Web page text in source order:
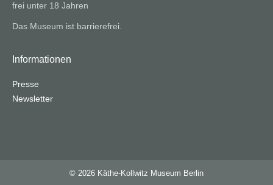
frei unter 18 Jahren
Das Museum ist barrierefrei.
Informationen
Presse
Newsletter
© 2026 Käthe-Kollwitz Museum Berlin